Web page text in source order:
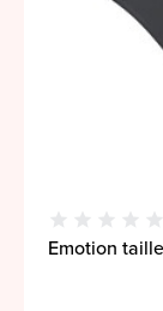
Emotion